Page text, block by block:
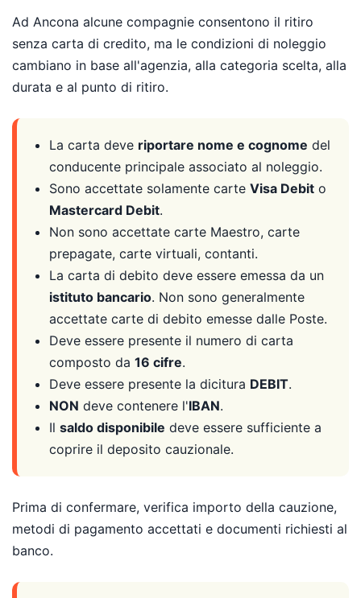
Ad Ancona alcune compagnie consentono il ritiro
senza carta di credito, ma le condizioni di noleggio
cambiano in base all'agenzia, alla categoria scelta, alla
durata e al punto di ritiro.
La carta deve riportare nome e cognome del
conducente principale associato al noleggio.
Sono accettate solamente carte Visa Debit o
Mastercard Debit.
Non sono accettate carte Maestro, carte
prepagate, carte virtuali, contanti.
La carta di debito deve essere emessa da un
istituto bancario. Non sono generalmente
accettate carte di debito emesse dalle Poste.
Deve essere presente il numero di carta
composto da 16 cifre.
Deve essere presente la dicitura DEBIT.
NON deve contenere l'IBAN.
Il saldo disponibile deve essere sufficiente a
coprire il deposito cauzionale.
Prima di confermare, verifica importo della cauzione,
metodi di pagamento accettati e documenti richiesti al
banco.